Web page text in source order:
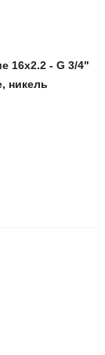
16x2.2 - G 3/4"
никель